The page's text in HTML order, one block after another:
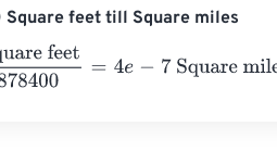
Square feet till Square miles
feet27878400 = 7 Square miles